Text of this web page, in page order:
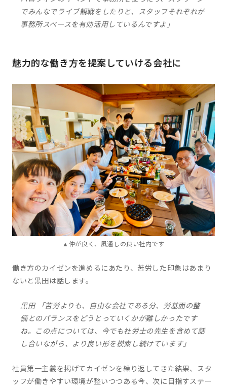
でみんなでライブ観戦をしたりと、スタッフそれぞれが
事務所スペースを有効活用しているんですよ」
魅力的な働き方を提案していける会社に
▲仲が良く、風通しの良い社内です
働き方のカイゼンを進めるにあたり、苦労した印象はあまり
ないと黒田は話します。
黒田 「苦労よりも、自由な会社である分、労基面の整
備とのバランスをどうとっていくかが難しかったです
ね。この点については、今でも社労士の先生を含めて話
し合いながら、より良い形を模索し続けています」
社員第一主義を掲げてカイゼンを繰り返してきた結果、スタ
ッフが働きやすい環境が整いつつある今、次に目指すステー